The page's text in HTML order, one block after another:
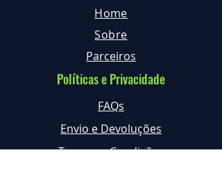
Home
Sobre
Parceiros
Políticas e Privacidade
FAQs
Envio e Devoluções
Termos e Condições